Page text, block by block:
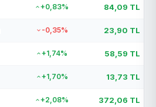
+0,83% 84,09 TL
-0,35% 23,90 TL
+1,74% 58,59 TL
+1,70% 13,73 TL
+2,08% 372,06 TL